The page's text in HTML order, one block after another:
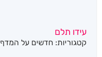
עידו תלם
קטגוריות: חדשים על המדף